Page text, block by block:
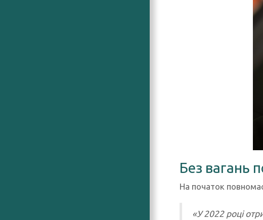
Без вагань
На початок
«У 2022 році